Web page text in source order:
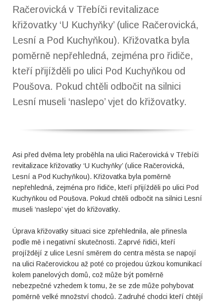
Račerovická v Třebíči revitalizace
křižovatky ‘U Kuchyňky’ (ulice Račerovická,
Lesní a Pod Kuchyňkou). Křižovatka byla
poměrně nepřehledná, zejména pro řidiče,
kteří přijížděli po ulici Pod Kuchyňkou od
Poušova. Pokud chtěli odbočit na silnici
Lesní museli ‘naslepo’ vjet do křižovatky.
Asi před dvěma lety proběhla na ulici Račerovická v Třebíči
revitalizace křižovatky ‘U Kuchyňky’ (ulice Račerovická,
Lesní a Pod Kuchyňkou). Křižovatka byla poměrně
nepřehledná, zejména pro řidiče, kteří přijížděli po ulici Pod
Kuchyňkou od Poušova. Pokud chtěli odbočit na silnici Lesní
museli ‘naslepo’ vjet do křižovatky.
Úprava křižovatky situaci sice zpřehlednila, ale přinesla
podle mě i negativní skutečnosti. Zaprvé řidiči, kteří
projíždějí z ulice Lesní směrem do centra města se napojí
na ulici Račerovickou až poté co projedou úzkou komunikací
kolem panelových domů, což může být poměrně
nebezpečné vzhedem k tomu, že se zde může pohybovat
poměrně velké množství chodců. Zadruhé chodci kteří chtějí